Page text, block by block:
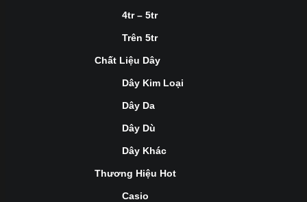
4tr – 5tr
Trên 5tr
Chất Liệu Dây
Dây Kim Loại
Dây Da
Dây Dù
Dây Khác
Thương Hiệu Hot
Casio